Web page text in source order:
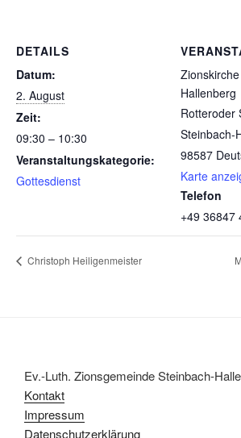
DETAILS
Datum:
2. August
Zeit:
09:30 – 10:30
Veranstaltungskategorie:
Gottesdienst
Hallenberg
Rotteroder
Steinbach-
98587
Karte
Telefon
+49 36847
Christoph Heiligenmeister
Ev.-Luth. Zionsgemeinde Steinbach-
Kontakt
Impressum
Datenschutzerklärung